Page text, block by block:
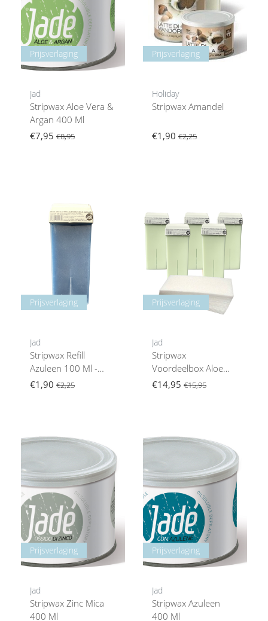
Prijsverlaging
Jad
Stripwax Aloe Vera &
Argan 400 Ml
€7,95 €8,95
Prijsverlaging
Holiday
Stripwax Amandel
€1,90 €2,25
Prijsverlaging
Jad
Stripwax Refill
Azuleen 100 Ml -
Gevoelige Huid
€1,90 €2,25
Prijsverlaging
Jad
Stripwax
Voordeelbox Aloe
Vera & Argan
€14,95 €15,95
Prijsverlaging
Jad
Stripwax Zinc Mica
400 Ml
Prijsverlaging
Jad
Stripwax Azuleen
400 Ml